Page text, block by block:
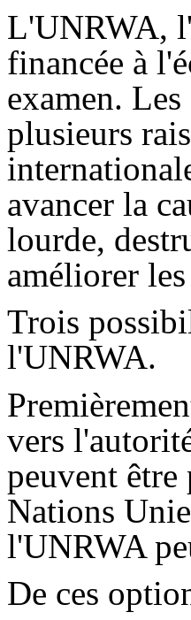
L'UNRWA,
financée à
examen.
plusieurs
avancer la
lourde,
améliorer
Trois
l'UNRWA.
vers
peuvent être
Nations
l'UNRWA
De ces